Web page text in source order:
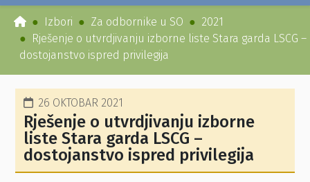
Izbori Za odbornike u SO
2021
Rješenje o utvrdjivanju izborne liste Stara garda LSCG –
dostojanstvo ispred privilegija
26 OKTOBAR 2021
Rješenje o utvrdjivanju izborne
liste Stara garda LSCG –
dostojanstvo ispred privilegija